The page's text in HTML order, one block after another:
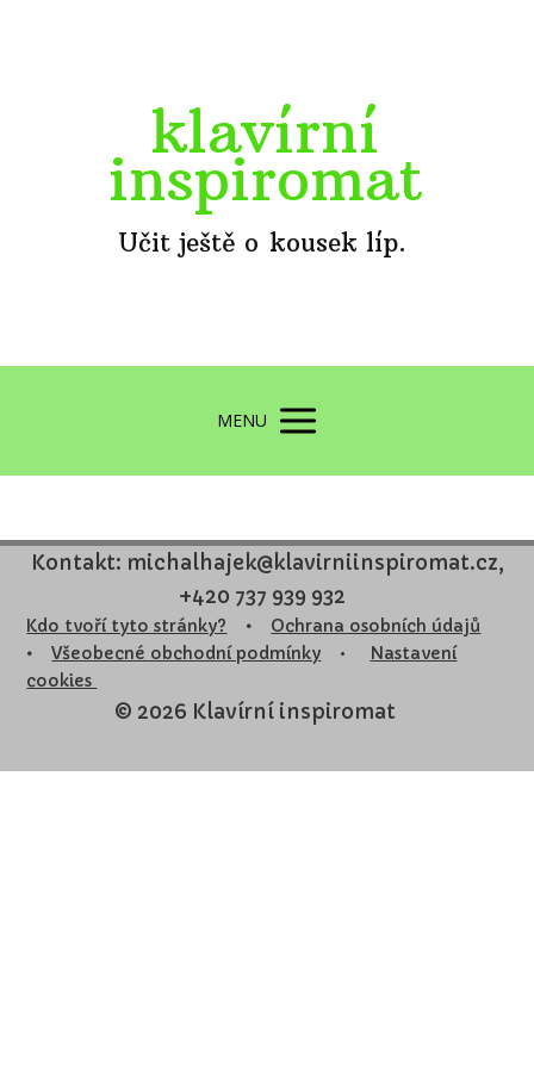
klavírní
inspiromat
Učit ještě o kousek líp.
MENU
Kontakt: michalhajek@klavirniinspiromat.cz,
+420 737 939 932
Kdo tvoří tyto stránky? •
Ochrana osobních údajů
•
Všeobecné obchodní podmínky • Nastavení
cookies
© 2026 Klavírní inspiromat